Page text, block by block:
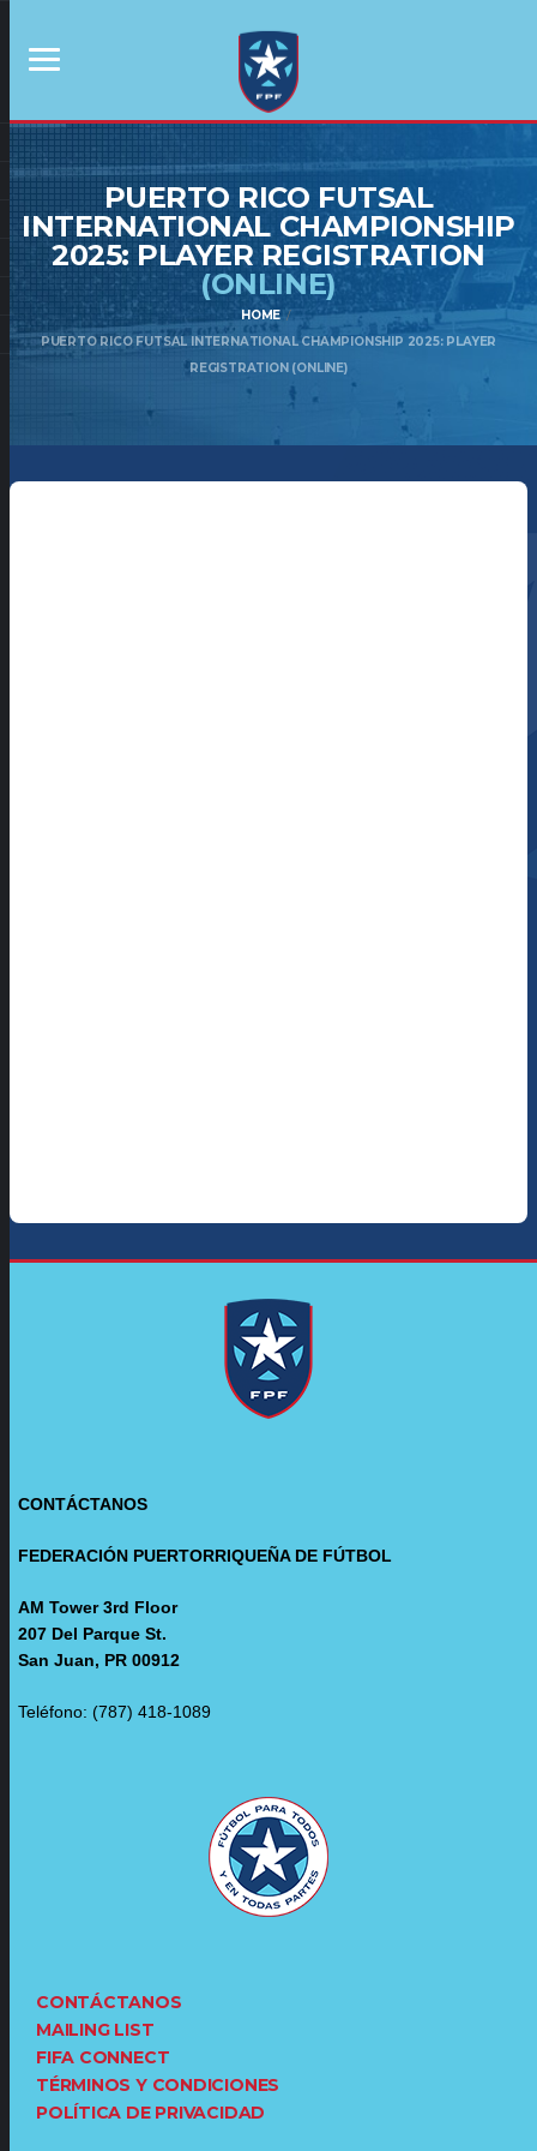
PUERTO RICO FUTSAL
INTERNATIONAL CHAMPIONSHIP
2025: PLAYER REGISTRATION
(ONLINE)
HOME
PUERTO RICO FUTSAL INTERNATIONAL CHAMPIONSHIP 2025: PLAYER
REGISTRATION (ONLINE)
CONTÁCTANOS
FEDERACIÓN PUERTORRIQUEÑA DE FÚTBOL
AM Tower 3rd Floor
207 Del Parque St.
San Juan, PR 00912
Teléfono: (787) 418-1089
CONTÁCTANOS
MAILING LIST
FIFA CONNECT
TÉRMINOS Y CONDICIONES
POLÍTICA DE PRIVACIDAD